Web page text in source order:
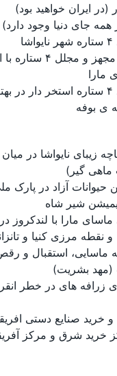
جای دنیا وجود دارد)
۲ شب اقامت در لوژ
مارا
۲ شب اقامت در هتل ۴ ستاره استخر
ی بوفه
زیبای نایواشا در
ماهی گیر)
آزاد در پارک
شیر شاه
مارا با لندکروز در
و نقطه مرزی کنیا و
ماسایی، استقبال و
(مهد بشریت)
زرافه های در خطر
و خرید صنایع دستی
خرید شرق و مرکز